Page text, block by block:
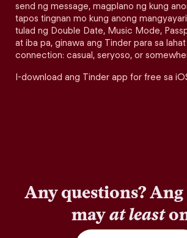
send ng message, magplano ng kung
tapos tingnan mo kung anong
tulad ng Double Date, Music Mode,
at iba pa, ginawa ang Tinder para sa
connection: casual, seryoso, or
I-download ang Tinder app for free sa
Any questions?
mayat least